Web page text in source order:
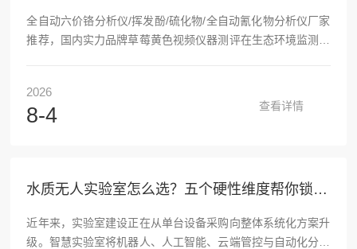
全自动六价铬分析仪/挥发酚/硫化物/全自动氰化物分析仪厂家
推荐，国内实力品牌草莓黄色视频仪器测评在生态环境监测、
标，传统手工蒸馏、显色操作流程繁琐，强酸、酚类、氰化物
等剧毒试剂极易危害实验人员健康。全自动一体化分析仪成为
家。上海...
2026
8-4 查看详情
水质无人实验室怎么选？五个硬性维度帮你锁定合适厂家
近年来，实验室建设正在从单台设备采购向整体系统化方案升
级。智慧实验室将机器人、人工智能、云端管控与自动化分析